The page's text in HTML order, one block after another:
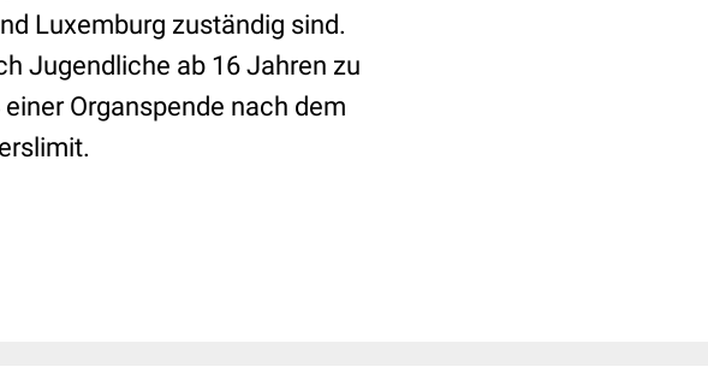
Luxemburg zuständig sind.
Jugendliche ab 16 Jahren zu
Organspende nach dem